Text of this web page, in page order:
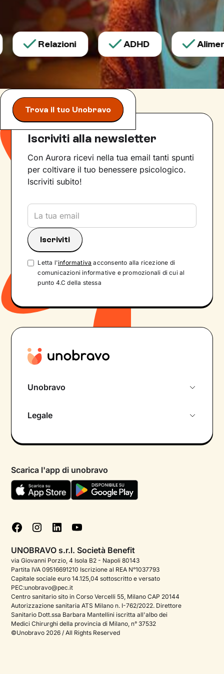
Relazioni ADHD
Trova il tuo Unobravo
Iscriviti alla newsletter
Con Aurora ricevi nella tua email tanti spunti
per coltivare il tuo benessere psicologico.
Iscriviti subito!
Letta l'informativa acconsento alla ricezione di
comunicazioni informative e promozionali di cui al
punto 4.C della stessa
Unobravo
Psicologo in chat
Aiuto urgente
FAQ
Podcast di psicologia
Corporate
Psicologo italiano all'estero
Sala stampa
Bandi e premi
Legale
Termini e condizioni
Informativa Privacy
Cookie policy
Gestisci cookie
Scarica l'app di unobravo
UNOBRAVO s.r.l. Società Benefit
via Giovanni Porzio, 4 Isola B2 - Napoli 80143
Partita IVA 09516691210 Iscrizione al REA N°1037793
Capitale sociale euro 14.125,04 sottoscritto e versato
PEC:unobravo@pec.it
Centro sanitario sito in Corso Vercelli 55, Milano CAP 20144
Autorizzazione sanitaria ATS Milano n. I-762/2022. Direttore
Sanitario Dott.ssa Barbara Mantellini iscritta all'albo dei
Medici Chirurghi della provincia di Milano, n° 37532
©Unobravo 2026 / All Rights Reserved